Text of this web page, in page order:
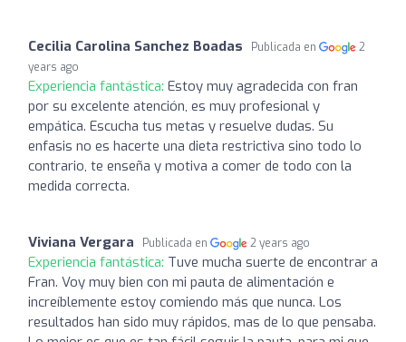
Cecilia Carolina Sanchez Boadas Publicada en
2
years ago
Experiencia fantástica: Estoy muy agradecida con fran
por su excelente atención, es muy profesional y
empática. Escucha tus metas y resuelve dudas. Su
enfasis no es hacerte una dieta restrictiva sino todo lo
contrario, te enseña y motiva a comer de todo con la
medida correcta.
Viviana Vergara Publicada en 2 years ago
Experiencia fantástica: Tuve mucha suerte de encontrar a
Fran. Voy muy bien con mi pauta de alimentación e
increíblemente estoy comiendo más que nunca. Los
resultados han sido muy rápidos, mas de lo que pensaba.